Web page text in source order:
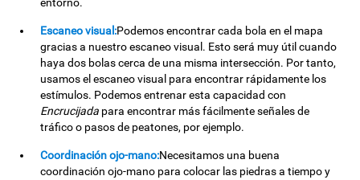
entorno.
Escaneo visual:Podemos encontrar cada bola en el mapa
gracias a nuestro escaneo visual. Esto será muy útil cuando
haya dos bolas cerca de una misma intersección. Por tanto,
usamos el escaneo visual para encontrar rápidamente los
estímulos. Podemos entrenar esta capacidad con
Encrucijada para encontrar más fácilmente señales de
tráfico o pasos de peatones, por ejemplo.
Coordinación ojo-mano:Necesitamos una buena
coordinación ojo-mano para colocar las piedras a tiempo y